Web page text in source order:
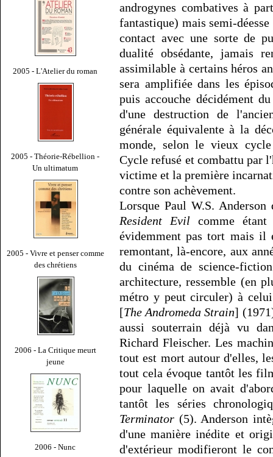
2005 - L'Atelier du roman
2005 - Théorie-Rébellion -
Un ultimatum
2005 - Vivre et penser comme
des chrétiens
2006 - La Critique meurt
jeune
2006 - Nunc
androgynes combatives à
fantastique) mais semi-
contact avec une sorte de
dualité obsédante, jamais
assimilable à certains héros
sera amplifiée dans les
puis accouche décidément
d'une destruction de
générale équivalente à la
monde, selon le vieux
Cycle refusé et combattu par
victime et la première
contre son achèvement.
Lorsque Paul W.S.
Resident Evil comme
évidemment pas tort mais il
remontant, là-encore, aux
du cinéma de science-
architecture, ressemble (en
métro y peut circuler) à
[The Andromeda Strain]
aussi souterrain déjà vu
Richard Fleischer. Les
tout est mort autour d'elles,
tout cela évoque tantôt les
pour laquelle on avait
tantôt les séries
Terminator (5). Anderson
d'une manière inédite et
d'extérieur modifieront le